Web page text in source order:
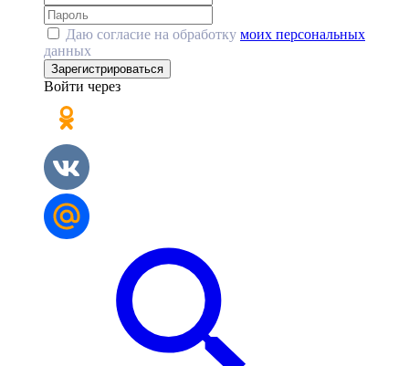
Даю согласие на обработку моих персональных
данных
Зарегистрироваться
Войти через